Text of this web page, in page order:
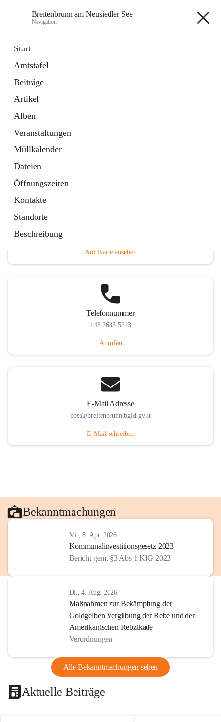
Breitenbrunn am Neusiedler See
Navigation
Start
Amtstafel
Beiträge
Artikel
Alben
Veranstaltungen
Müllkalender
Dateien
Öffnungszeiten
Kontakte
Standorte
Beschreibung
18 Schnellzugriffe
Gemeindeservice
Auf Karte ansehen
Telefonnummer
+43 2683 5213
Anrufen
E-Mail Adresse
post@breitenbrunn.bgld.gv.at
E-Mail schreiben
Bekanntmachungen
Mi., 8. Apr. 2026
Kommunalinvestitionsgesetz 2023
Bericht gem. §3 Abs 1 KIG 2023
Di., 4. Aug. 2026
Maßnahmen zur Bekämpfung der
Goldgelben Vergilbung der Rebe und der
Amerikanischen Rebzikade
Verordnungen
Alle Bekanntmachungen sehen
Aktuelle Beiträge